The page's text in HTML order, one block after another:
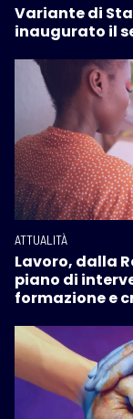
Variante di
inaugurato il
ATTUALITÀ
Lavoro, dalla
piano di
formazione e